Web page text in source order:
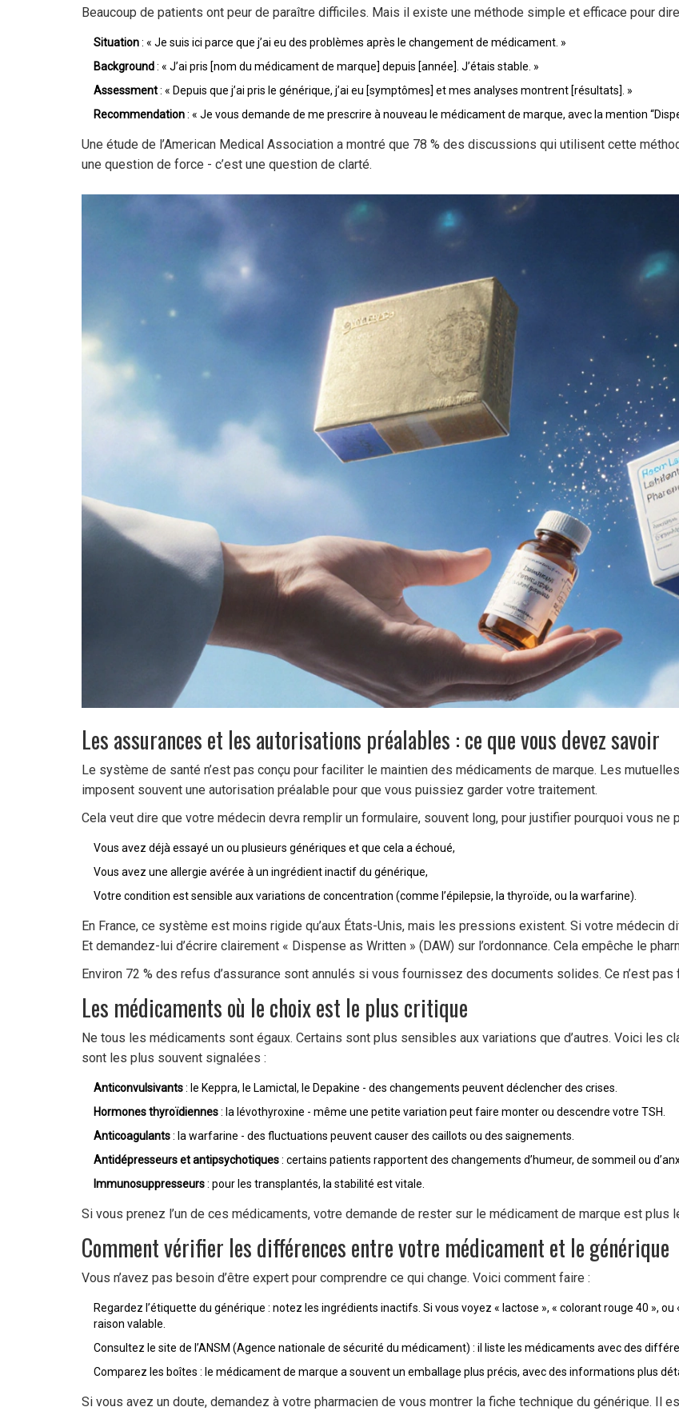
Beaucoup de patients ont peur de paraître difficiles. Mais il existe une méthode simple et efficace pour
Situation: « Je suis ici parce que j’ai eu des problèmes après le changement de médicament. »
Background: « J’ai pris [nom du médicament de marque] depuis [année]. J’étais stable. »
Assessment: « Depuis que j’ai pris le générique, j’ai eu [symptômes] et mes analyses montrent [résultats]. »
Recommendation: « Je vous demande de me prescrire à nouveau le médicament de marque, avec la mention
Une étude de l’American Medical Association a montré que 78 % des discussions qui utilisent cette
une question de force - c’est une question de clarté.
Les assurances et les autorisations préalables : ce que vous devez savoir
Le système de santé n’est pas conçu pour faciliter le maintien des médicaments de marque. Les
imposent souvent une autorisation préalable pour que vous puissiez garder votre traitement.
Cela veut dire que votre médecin devra remplir un formulaire, souvent long, pour justifier pourquoi vous
Vous avez déjà essayé un ou plusieurs génériques et que cela a échoué,
Vous avez une allergie avérée à un ingrédient inactif du générique,
Votre condition est sensible aux variations de concentration (comme l’épilepsie, la thyroïde, ou la warfarine).
En France, ce système est moins rigide qu’aux États-Unis, mais les pressions existent. Si votre médecin
Et demandez-lui d’écrire clairement « Dispense as Written » (DAW) sur l’ordonnance. Cela empêche le
Environ 72 % des refus d’assurance sont annulés si vous fournissez des documents solides. Ce n’est
Les médicaments où le choix est le plus critique
Ne tous les médicaments sont égaux. Certains sont plus sensibles aux variations que d’autres. Voici les
sont les plus souvent signalées :
Anticonvulsivants: le Keppra, le Lamictal, le Depakine - des changements peuvent déclencher des crises.
Hormones thyroïdiennes: la lévothyroxine - même une petite variation peut faire monter ou descendre votre TSH.
Anticoagulants: la warfarine - des fluctuations peuvent causer des caillots ou des saignements.
Antidépresseurs et antipsychotiques: certains patients rapportent des changements d’humeur, de sommeil ou
Immunosuppresseurs: pour les transplantés, la stabilité est vitale.
Si vous prenez l’un de ces médicaments, votre demande de rester sur le médicament de marque est plus
Comment vérifier les différences entre votre médicament et le générique
Vous n’avez pas besoin d’être expert pour comprendre ce qui change. Voici comment faire :
Regardez l’étiquette du générique : notez les ingrédients inactifs. Si vous voyez « lactose », « colorant rouge 40 »,
raison valable.
Consultez le site de l’ANSM (Agence nationale de sécurité du médicament) : il liste les médicaments avec des
Comparez les boîtes : le médicament de marque a souvent un emballage plus précis, avec des informations plus
Si vous avez un doute, demandez à votre pharmacien de vous montrer la fiche technique du générique. Il